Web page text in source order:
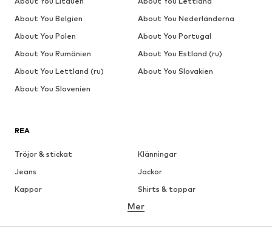
REA
Tröjor & stickat
Klänningar
Jeans
Jackor
Kappor
Shirts & toppar
Underkläder
Mer
About You Belgien
About You Nederländerna
About You Polen
About You Portugal
About You Rumänien
About You Estland (ru)
About You Lettland (ru)
About You Slovakien
About You Slovenien